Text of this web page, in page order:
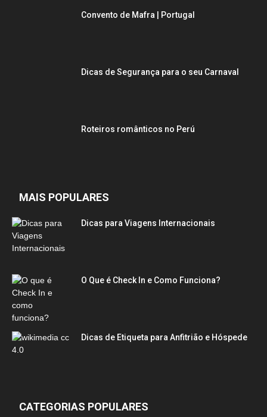
Convento de Mafra | Portugal
Dicas de Segurança para o seu Carnaval
Roteiros românticos no Perú
MAIS POPULARES
Dicas para Viagens Internacionais
O Que é Check In e Como Funciona?
Dicas de Etiqueta para Anfitrião e Hóspede
CATEGORIAS POPULARES